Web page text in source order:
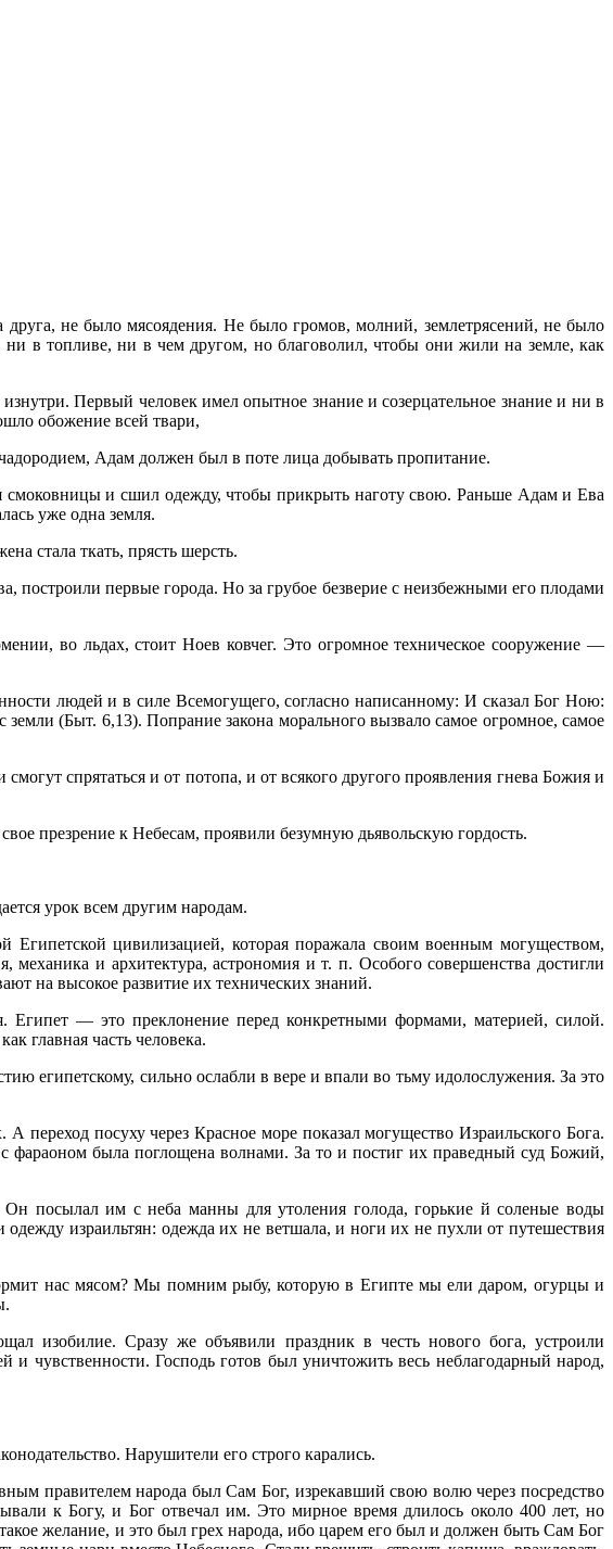
не было мясоядения. Не было громов, молний, землетрясений, не было
ни в топливе, ни в чем другом, но благоволил, чтобы они жи­ли на земле, как
Первый человек имел опытное знание и созерцательное знание и ни в
обожение всей твари,
чадородием, Адам должен был в поте лица добывать пропитание.
смоковницы и сшил одежду, чтобы прикрыть наготу свою. Раньше Адам и Ева
уже одна земля.
стала ткать, прясть шерсть.
построили первые города. Но за грубое безверие с неизбежными его плодами
во льдах, стоит Ноев ковчег. Это огромное техническое сооружение —
людей и в силе Всемогущего, согласно написанному: И сказал Бог Ною:
(Быт. 6,13). Попрание закона морального вызвало самое огром­ное, самое
спрятаться и от потопа, и от всякого другого проявления гнева Божия и
презрение к Небесам, проявили безумную дьявольскую гордость.
урок всем другим народам.
Египетской цивилизацией, которая поражала своим военным могуществом,
и архитектура, астрономия и т. п. Особого совершенства достигли
на высокое разви­тие их технических знаний.
Египет — это преклонение перед конкретными формами, материей, силой.
главная часть человека.
египетскому, сильно ослабли в вере и впали во тьму идолослужения. За это
переход посуху через Крас­ное море показал могущество Израильского Бога.
фараоном была поглощена волнами. За то и постиг их праведный суд Божий,
Он посылал им с неба манны для утоления голода, горькие й соленые воды
израильтян: одежда их не ветшала, и ноги их не пухли от путешествия
нас мясом? Мы помним рыбу, которую в Египте мы ели даром, огурцы и
изобилие. Сразу же объявили празд­ник в честь нового бога, устроили
чувственности. Господь готов был уничтожить весь неблагодарный на­род,
Нарушители его строго карались.
правителем народа был Сам Бог, изрекавший свою волю через посредство
к Богу, и Бог отвечал им. Это мирное время дли­лось около 400 лет, но
желание, и это был грех народа, ибо царем его был и должен быть Сам Бог